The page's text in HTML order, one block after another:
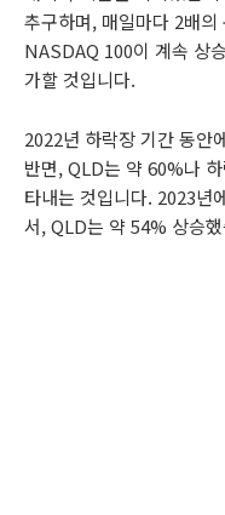
추구하며, 매일마다 2배
NASDAQ 100이 계속 상
가할 것입니다.
2022년 하락장 기간 동안
반면, QLD는 약 60%나
타내는 것입니다. 2023년
서, QLD는 약 54% 상승